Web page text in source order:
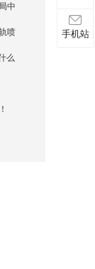
中
喷
么
手机站